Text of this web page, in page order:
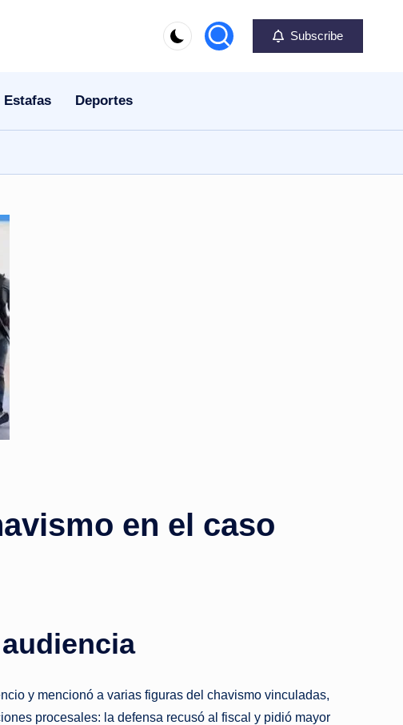
Subscribe
Estafas Deportes
en el caso
y mencionó a varias figuras del chavismo vinculadas,
procesales: la defensa recusó al fiscal y pidió mayor